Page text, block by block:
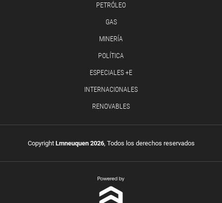
PETRÓLEO
GAS
MINERÍA
POLÍTICA
ESPECIALES +E
INTERNACIONALES
RENOVABLES
Copyright Lmneuquen 2026, Todos los derechos reservados